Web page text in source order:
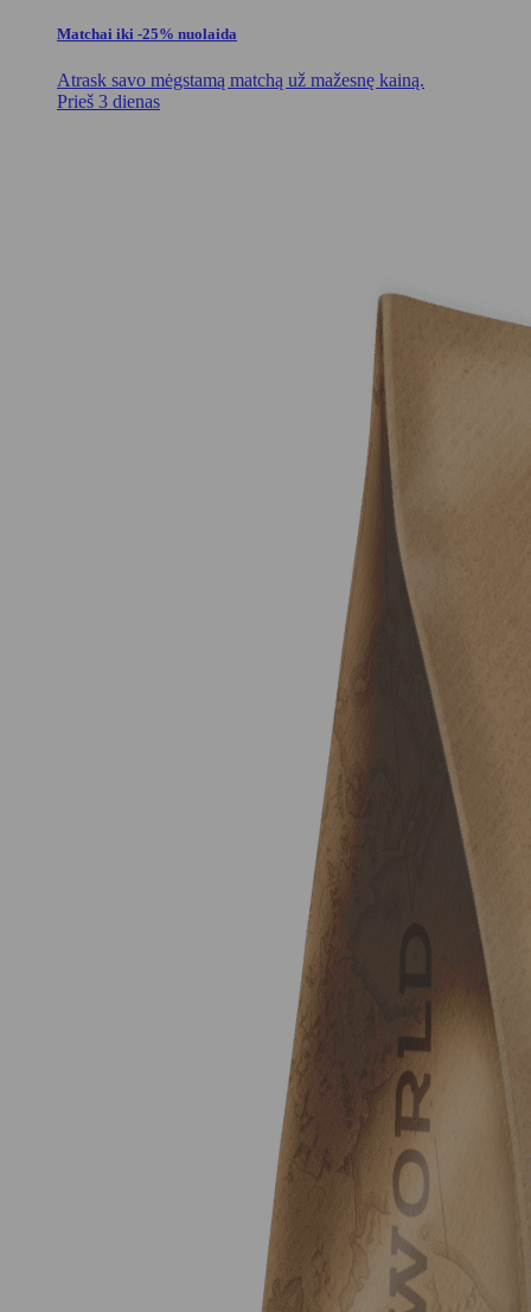
Matchai iki -25% nuolaida
Atrask savo mėgstamą matchą už mažesnę kainą.
Prieš 3 dienas